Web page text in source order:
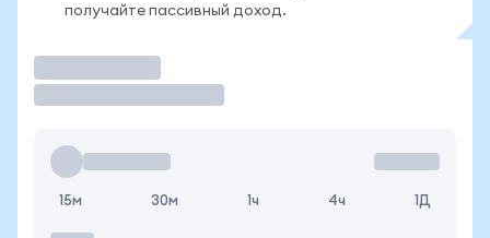
получайте пассивный доход.
15м 30м 1ч 4ч 1Д